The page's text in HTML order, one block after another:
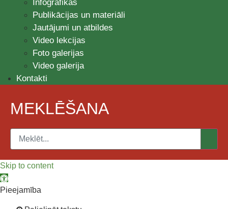
Infografikas
Publikācijas un materiāli
Jautājumi un atbildes
Video lekcijas
Foto galerijas
Video galerija
Kontakti
MEKLĒŠANA
Skip to content
Open toolbar
Pieejamība